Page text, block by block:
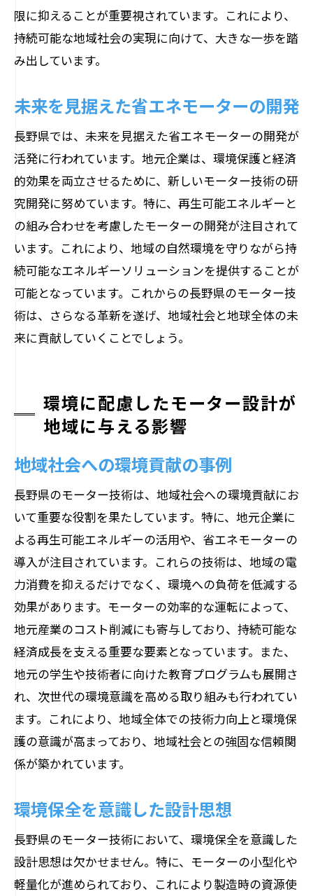
限に抑えることが重要視されています。これにより、
持続可能な地域社会の実現に向けて、大きな一歩を踏
み出しています。
未来を見据えた省エネモーターの開発
長野県では、未来を見据えた省エネモーターの開発が
活発に行われています。地元企業は、環境保護と経済
的効果を両立させるために、新しいモーター技術の研
究開発に努めています。特に、再生可能エネルギーと
の組み合わせを考慮したモーターの開発が注目されて
います。これにより、地域の自然環境を守りながら持
続可能なエネルギーソリューションを提供することが
可能となっています。これからの長野県のモーター技
術は、さらなる革新を遂げ、地域社会と地球全体の未
来に貢献していくことでしょう。
環境に配慮したモーター設計が
地域に与える影響
地域社会への環境貢献の事例
長野県のモーター技術は、地域社会への環境貢献にお
いて重要な役割を果たしています。特に、地元企業に
よる再生可能エネルギーの活用や、省エネモーターの
導入が注目されています。これらの技術は、地域の電
力消費を抑えるだけでなく、環境への負荷を低減する
効果があります。モーターの効率的な運転によって、
地元産業のコスト削減にも寄与しており、持続可能な
経済成長を支える重要な要素となっています。また、
地元の学生や技術者に向けた教育プログラムも展開さ
れ、次世代の環境意識を高める取り組みも行われてい
ます。これにより、地域全体での技術力向上と環境保
護の意識が高まっており、地域社会との強固な信頼関
係が築かれています。
環境保全を意識した設計思想
長野県のモーター技術において、環境保全を意識した
設計思想は欠かせません。特に、モーターの小型化や
軽量化が進められており、これにより製造時の資源使